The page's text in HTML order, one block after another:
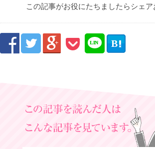
この記事がお役にたちましたらシェ
   
LIN
E
B